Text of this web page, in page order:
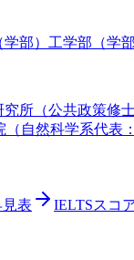
部） 工学部（学
所（公共政策修士
（自然科学系代表
表 IELTSスコ